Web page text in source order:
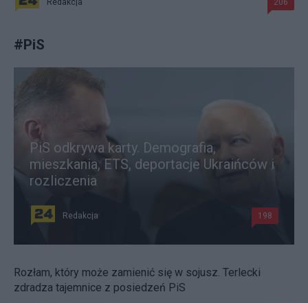
Redakcja 206
#PiS
PiS odkrywa karty. Demografia,
mieszkania, ETS, deportacje Ukraińców i
rozliczenia
Redakcja 198
Rozłam, który może zamienić się w sojusz. Terlecki
zdradza tajemnice z posiedzeń PiS